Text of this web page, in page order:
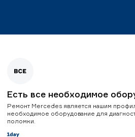
Есть все необходимое
Ремонт Mercedes является нашим
необходимое оборудование для
поломки.